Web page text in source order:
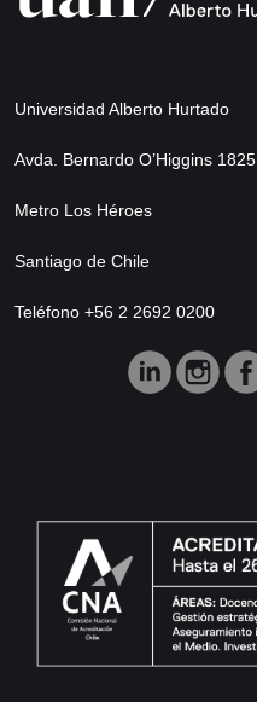
Universidad Alberto Hurtado
Avda. Bernardo O’Higgins 1825
Metro Los Héroes
Santiago de Chile
Teléfono +56 2 2692 0200